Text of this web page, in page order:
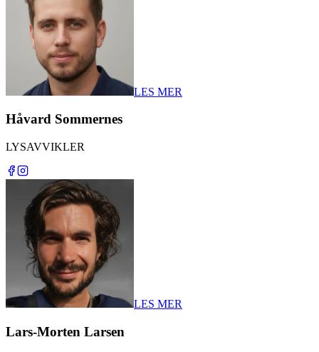
LES MER
Håvard Sommernes
LYSAVVIKLER
LES MER
Lars-Morten Larsen